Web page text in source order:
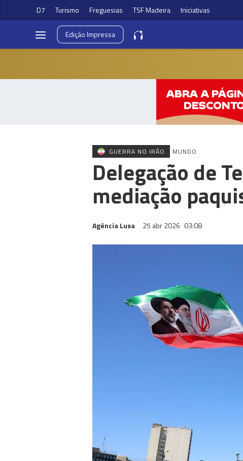
D7 Turismo Freguesias TSF Madeira Iniciativas
EdiçãoImpressa
GUERRA NO IRÃO MUNDO
Delegação de
mediação
Agência Lusa 25 abr 2026 03:08